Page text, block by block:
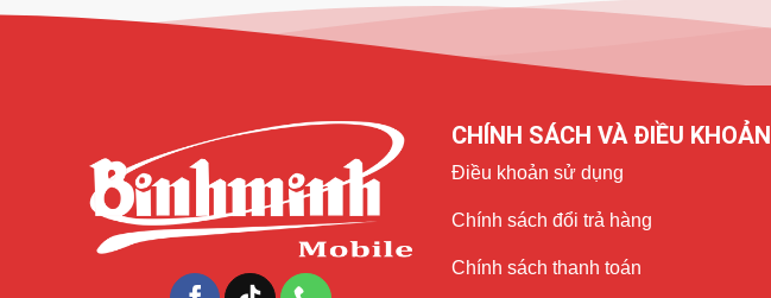
CHÍNH SÁCH VÀ ĐIỀU KHOẢN
Điều khoản sử dụng
Chính sách đổi trả hàng
Chính sách thanh toán